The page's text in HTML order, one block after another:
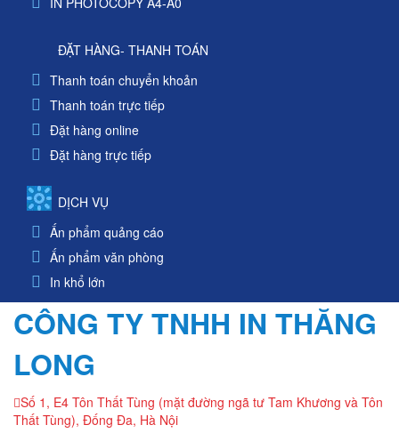
ĐẶT HÀNG- THANH TOÁN
Thanh toán chuyển khoản
Thanh toán trực tiếp
Đặt hàng online
Đặt hàng trực tiếp
DỊCH VỤ
Ấn phẩm quảng cáo
Ấn phẩm văn phòng
In khổ lớn
CÔNG TY TNHH IN THĂNG
LONG
Số 1, E4 Tôn Thất Tùng (mặt đường ngã tư Tam Khương và Tôn
Thất Tùng), Đống Đa, Hà Nội